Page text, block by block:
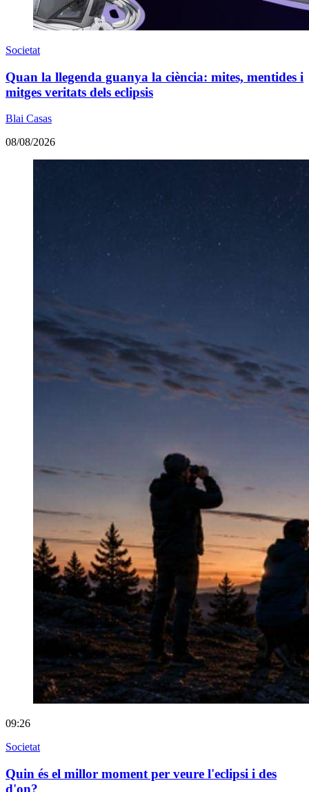
Societat
Quan la llegenda guanya la ciència: mites, mentides i
mitges veritats dels eclipsis
Blai Casas
08/08/2026
09:26
Societat
Quin és el millor moment per veure l'eclipsi i des
d'on?